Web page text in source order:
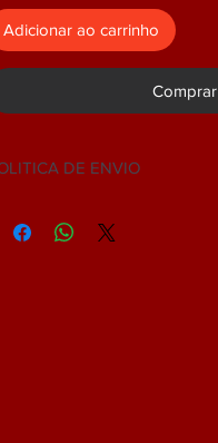
Adicionar ao carrinho
Comprar
DE ENVIO